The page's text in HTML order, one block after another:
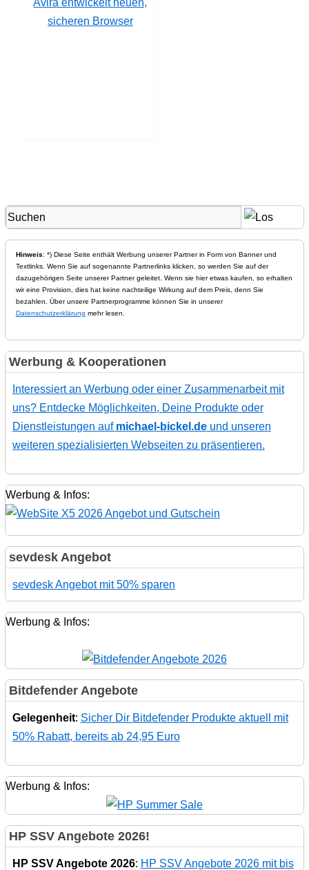
sicheren Browser
Hinweis: *) Diese Seite enthält Werbung unserer Partner in Form von Banner und
Textlinks. Wenn Sie auf sogenannte Partnerlinks klicken, so werden Sie auf der
dazugehörigen Seite unserer Partner geleitet. Wenn sie hier etwas kaufen, so erhalten
wir eine Provision, dies hat keine nachteilige Wirkung auf dem Preis, denn Sie
bezahlen. Über unsere Partnerprogramme können Sie in unserer
Datenschutzerklärung mehr lesen.
Werbung & Kooperationen
Interessiert an Werbung oder einer Zusammenarbeit mit
uns? Entdecke Möglichkeiten, Deine Produkte oder
Dienstleistungen auf michael-bickel.deund unseren
weiteren spezialisierten Webseiten zu präsentieren.
Werbung & Infos:
sevdesk Angebot
sevdesk Angebot mit 50% sparen
Werbung & Infos:
Bitdefender Angebote
Gelegenheit: Sicher Dir Bitdefender Produkte aktuell mit
50% Rabatt, bereits ab 24,95 Euro
Werbung & Infos:
HP SSV Angebote 2026!
HP SSV Angebote 2026: HP SSV Angebote 2026 mit bis